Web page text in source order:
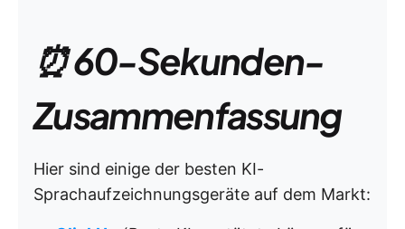
⏰ 60-Sekunden-
Zusammenfassung
Hier sind einige der besten KI-
Sprachaufzeichnungsgeräte auf dem Markt: